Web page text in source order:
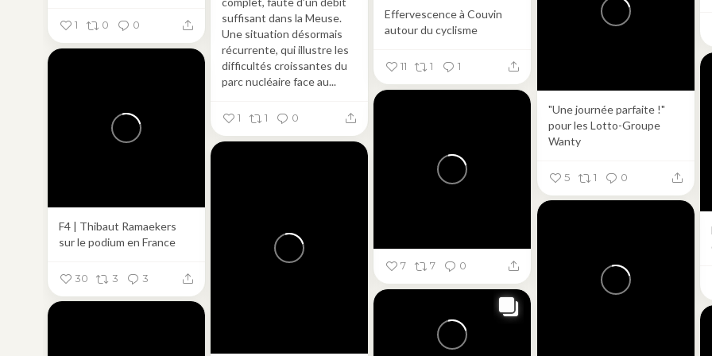
suffisant dans la Meuse.
Une situation désormais
récurrente, qui illustre les
difficultés croissantes du
parc nucléaire face au...
1 1 0
Effervescence à Couvin
autour du cyclisme
11 1 1
"Une journée parfaite !"
pour les Lotto-Groupe
Wanty
5 1 0
1 0 0
F4 | Thibaut Ramaekers
sur le podium en France
30 3 3
7 7 0